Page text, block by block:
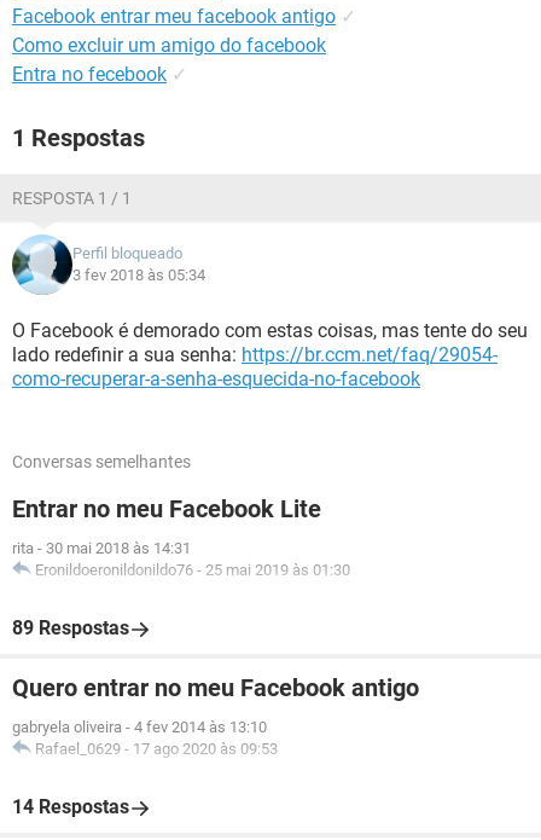
Facebook entrar meu facebook antigo ✓
Como excluir um amigo do facebook
Entra no fecebook ✓
1 Respostas
RESPOSTA 1 / 1
Perfil bloqueado
3 fev 2018 às 05:34
O Facebook é demorado com estas coisas, mas tente do seu
lado redefinir a sua senha: https://br.ccm.net/faq/29054-
como-recuperar-a-senha-esquecida-no-facebook
Conversas semelhantes
Entrar no meu Facebook Lite
rita - 30 mai 2018 às 14:31
Eronildoeronildonildo76 - 25 mai 2019 às 01:30
89 Respostas
Quero entrar no meu Facebook antigo
gabryela oliveira - 4 fev 2014 às 13:10
Rafael_0629 - 17 ago 2020 às 09:53
14 Respostas